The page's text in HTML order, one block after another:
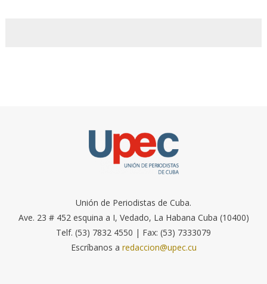
Unión de Periodistas de Cuba.
Ave. 23 # 452 esquina a I, Vedado, La Habana Cuba (10400)
Telf. (53) 7832 4550 | Fax: (53) 7333079
Escríbanos a redaccion@upec.cu